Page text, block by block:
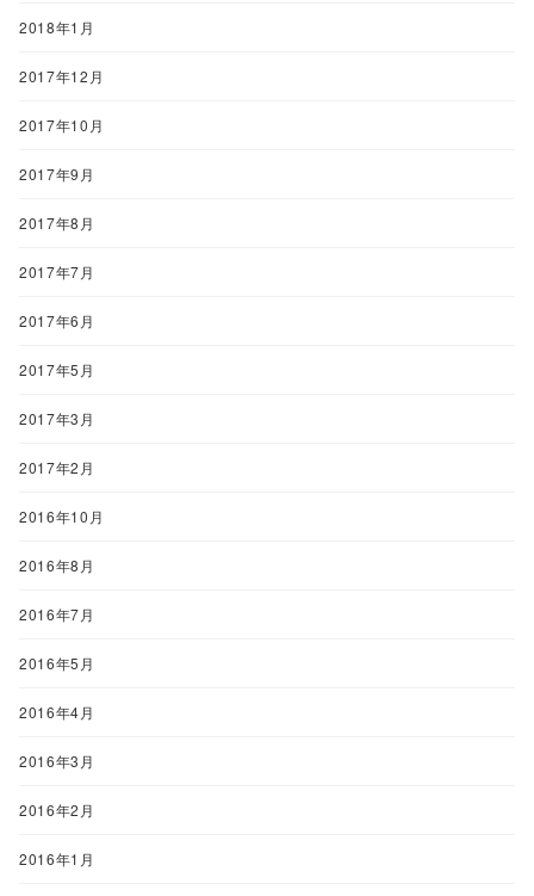
2018年1月
2017年12月
2017年10月
2017年9月
2017年8月
2017年7月
2017年6月
2017年5月
2017年3月
2017年2月
2016年10月
2016年8月
2016年7月
2016年5月
2016年4月
2016年3月
2016年2月
2016年1月